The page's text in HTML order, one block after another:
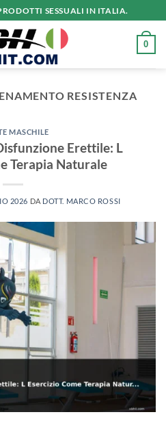
SESSUALI IN ITALIA.
0
RESISTENZA
MASCHILE
Erettile: L
Terapia Naturale
2026 DA DOTT. MARCO ROSSI